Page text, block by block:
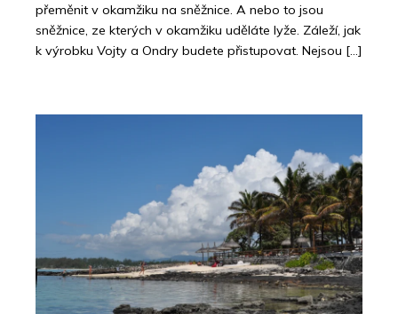
přeměnit v okamžiku na sněžnice. A nebo to jsou
sněžnice, ze kterých v okamžiku uděláte lyže. Záleží, jak
k výrobku Vojty a Ondry budete přistupovat. Nejsou […]